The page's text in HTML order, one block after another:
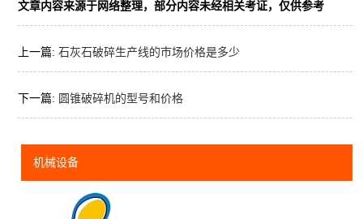
文章内容来源于网络整理，部分内容未经相关考证，仅供参考
上一篇: 石灰石破碎生产线的市场价格是多少
下一篇: 圆锥破碎机的型号和价格
机械设备